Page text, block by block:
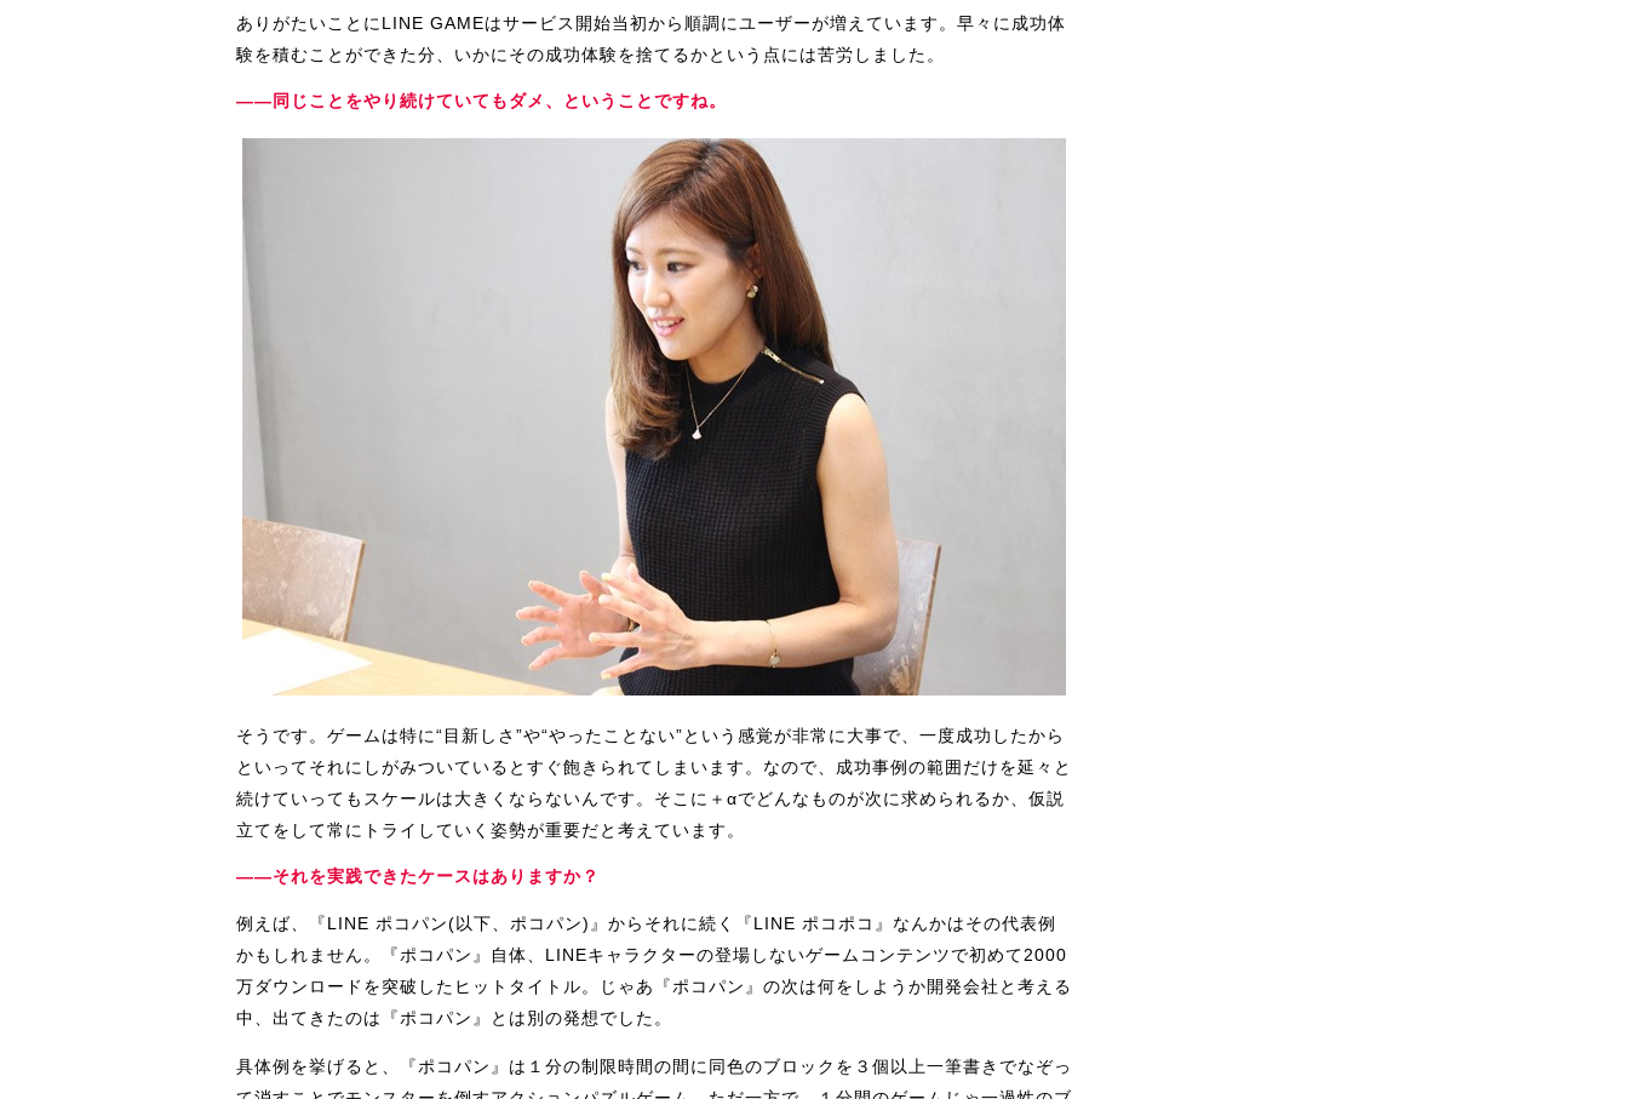
ありがたいことにLINE GAMEはサービス開始当初から順調にユーザーが増えています。早々に成功体
験を積むことができた分、いかにその成功体験を捨てるかという点には苦労しました。
――同じことをやり続けていてもダメ、ということですね。
そうです。ゲームは特に“目新しさ”や“やったことない”という感覚が非常に大事で、一度成功したから
といってそれにしがみついているとすぐ飽きられてしまいます。なので、成功事例の範囲だけを延々と
続けていってもスケールは大きくならないんです。そこに＋αでどんなものが次に求められるか、仮説
立てをして常にトライしていく姿勢が重要だと考えています。
――それを実践できたケースはありますか？
例えば、『LINE ポコパン(以下、ポコパン)』からそれに続く『LINE ポコポコ』なんかはその代表例
かもしれません。『ポコパン』自体、LINEキャラクターの登場しないゲームコンテンツで初めて2000
万ダウンロードを突破したヒットタイトル。じゃあ『ポコパン』の次は何をしようか開発会社と考える
中、出てきたのは『ポコパン』とは別の発想でした。
具体例を挙げると、『ポコパン』は１分の制限時間の間に同色のブロックを３個以上一筆書きでなぞっ